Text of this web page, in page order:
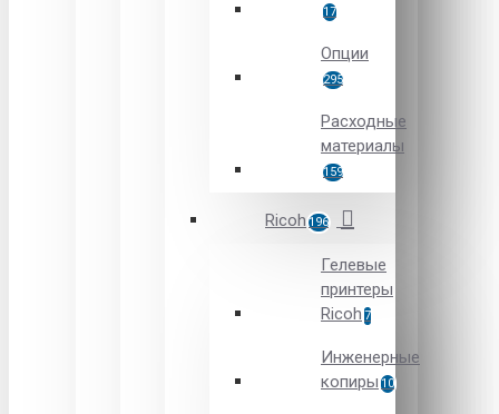
17
Опции
295
Расходные
материалы
159
Ricoh 196
Гелевые
принтеры
Ricoh 7
Инженерные
копиры 10